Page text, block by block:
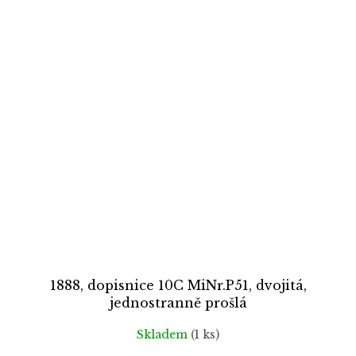
1888, dopisnice 10C MiNr.P51, dvojitá,
jednostranně prošlá
Skladem (1 ks)